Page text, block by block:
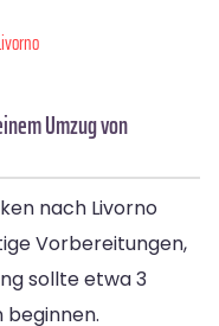
Umzug von
nach Livorno
Vorbereitungen,
sollte etwa 3